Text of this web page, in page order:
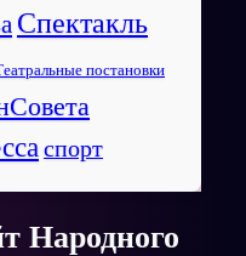
Спектакль
постановки
спорт
Народного